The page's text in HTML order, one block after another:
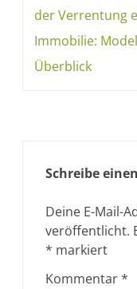
der Verrentung
Immobilie:
Überblick
Schreibe
Deine E-Mail-
veröffentlicht.
* markiert
Kommentar*